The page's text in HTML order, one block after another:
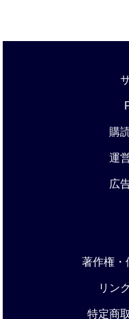
購
運
広
著作権・
リン
特定商